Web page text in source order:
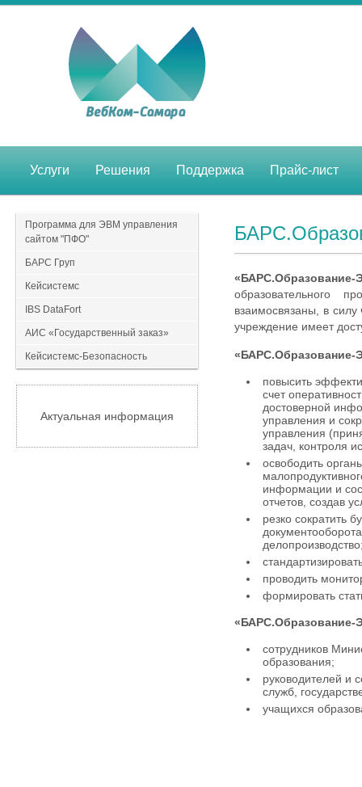
Услуги Решения Поддержка Прайс-лист
Программа для ЭВМ управления
сайтом "ПФО"
БАРС Груп
Кейсистемс
IBS DataFort
АИС «Государственный заказ»
Кейсистемс-Безопасность
Актуальная информация
образовательного
взаимосвязаны, в
учреждение имеет
«БАРС.Образование-
повысить
счет
достоверной
управления и
управления
задач, контроля
освободить
информации и
отчетов, создав
резко сократить
проводить
формировать
«БАРС.Образование-
сотрудников
образования;
руководителей и
служб,
учащихся